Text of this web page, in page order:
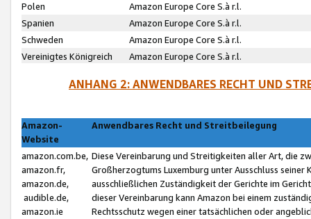
Polen
Amazon Europe Core S.à r.l.
Spanien
Amazon Europe Core S.à r.l.
Schweden
Amazon Europe Core S.à r.l.
Vereinigtes Königreich
Amazon Europe Core S.à r.l.
ANHANG 2: ANWENDBARES RECHT UND
Amazon-
Website
Anwendbares Recht und Streitbeilegung
amazon.com.be,
amazon.fr,
amazon.de,
audible.de,
amazon.ie
Diese Vereinbarung und Streitigkeiten aller Art, die
Großherzogtums Luxemburg unter Ausschluss
ausschließlichen Zuständigkeit der Gerichte im
dieser Vereinbarung kann Amazon bei einem
Rechtsschutz wegen einer tatsächlichen oder